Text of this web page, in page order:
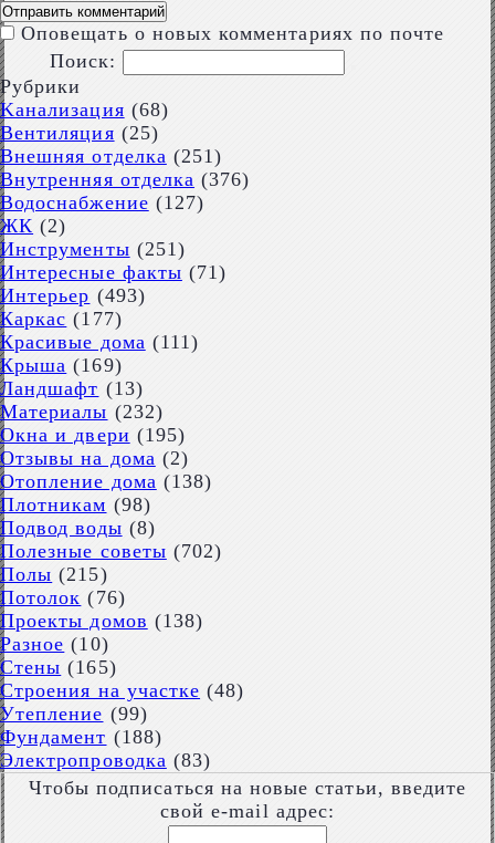
Оповещать о новых комментариях по почте
Поиск:
Рубрики
Kaнализация (68)
Вентиляция (25)
Внешняя отделка (251)
Внутренняя отделка (376)
Водоснабжение (127)
ЖК (2)
Инструменты (251)
Интересные факты (71)
Интерьер (493)
Каркас (177)
Красивые дома (111)
Крыша (169)
Ландшафт (13)
Материалы (232)
Окна и двери (195)
Отзывы на дома (2)
Отопление дома (138)
Плотникам (98)
Подвод воды (8)
Полезные советы (702)
Полы (215)
Потолок (76)
Проекты домов (138)
Разное (10)
Стены (165)
Строения на участке (48)
Утепление (99)
Фундамент (188)
Электропроводка (83)
Чтобы подписаться на новые статьи, введите
свой e-mail адрес: